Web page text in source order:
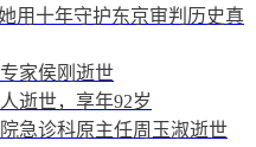
用十年守护东京审判历史真
家侯刚逝世
逝世，享年92岁
急诊科原主任周玉淑逝世